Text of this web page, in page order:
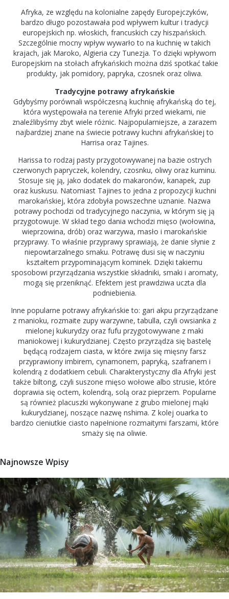
Afryka, ze względu na kolonialne zapędy Europejczyków,
bardzo długo pozostawała pod wpływem kultur i tradycji
europejskich np. włoskich, francuskich czy hiszpańskich.
Szczególnie mocny wpływ wywarło to na kuchnię w takich
krajach, jak Maroko, Algieria czy Tunezja. To dzięki wpływom
Europejskim na stołach afrykańskich można dziś spotkać takie
produkty, jak pomidory, papryka, czosnek oraz oliwa.
Tradycyjne potrawy afrykańskie
Gdybyśmy porównali współczesną kuchnię afrykańską do tej,
która występowała na terenie Afryki przed wiekami, nie
znaleźlibyśmy zbyt wiele różnic. Najpopularniejsze, a zarazem
najbardziej znane na świecie potrawy kuchni afrykańskiej to
Harrisa oraz Tajines.
Harissa to rodzaj pasty przygotowywanej na bazie ostrych
czerwonych papryczek, kolendry, czosnku, oliwy oraz kuminu.
Stosuje się ją, jako dodatek do makaronów, kanapek, zup
oraz kuskusu. Natomiast Tajines to jedna z propozycji kuchni
marokańskiej, która zdobyła powszechne uznanie. Nazwa
potrawy pochodzi od tradycyjnego naczynia, w którym się ją
przygotowuje. W skład tego dania wchodzi mięso (wołowina,
wieprzowina, drób) oraz warzywa, masło i marokańskie
przyprawy. To właśnie przyprawy sprawiają, że danie słynie z
niepowtarzalnego smaku. Potrawę dusi się w naczyniu
kształtem przypominającym kominek. Dzięki takiemu
sposobowi przyrządzania wszystkie składniki, smaki i aromaty,
mogą się przeniknąć. Efektem jest prawdziwa uczta dla
podniebienia.
Inne popularne potrawy afrykańskie to: gari akpu przyrządzane
z manioku, rozmaite zupy warzywne, tabulla, czyli owsianka z
mielonej kukurydzy oraz fufu przygotowywane z maki
maniokowej i kukurydzianej. Często przyrządza się bastelę
będącą rodzajem ciasta, w które zwija się mięsny farsz
przyprawiony imbirem, cynamonem, papryką, szafranem i
kolendrą z dodatkiem cebuli. Charakterystyczny dla Afryki jest
także biltong, czyli suszone mięso wołowe albo strusie, które
doprawia się octem, kolendrą, solą oraz pieprzem. Popularne
są również placuszki wykonywane z grubo mielonej mąki
kukurydzianej, noszące nazwę nshima. Z kolej ouarka to
bardzo cieniutkie ciasto napełnione rozmaitymi farszami, które
smaży się na oliwie.
Najnowsze Wpisy